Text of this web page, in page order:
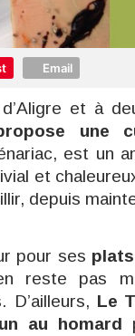
Email
et à
une
est un
et
depuis
pour ses
reste pas
D’ailleurs, Le
au homard